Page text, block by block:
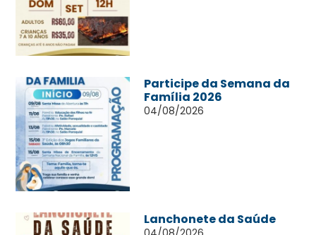
Participe da Semana da
Família 2026
04/08/2026
Lanchonete da Saúde